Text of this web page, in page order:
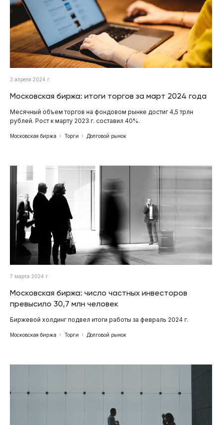
3 апреля 2024 г.
Московская биржа: итоги торгов за март 2024 года
Месячный объем торгов на фондовом рынке достиг 4,5 трлн
рублей. Рост к марту 2023 г. составил 40%.
Московская биржа Торги Долговой рынок
7 марта 2024 г.
Московская биржа: число частных инвесторов
превысило 30,7 млн человек
Биржевой холдинг подвел итоги работы за февраль 2024 г.
Московская биржа Торги Долговой рынок